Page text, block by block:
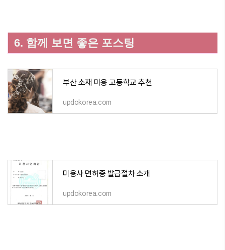
6. 함께 보면 좋은 포스팅
부산 소재 미용 고등학교 추천
updokorea.com
미용사 면허증 발급절차 소개
updokorea.com